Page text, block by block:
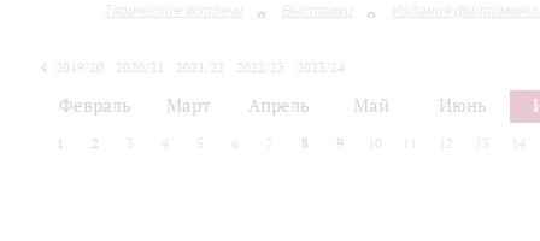
Творческие встречи Выставки Издания
2019/20 2020/21 2021/22 2022/23
2023/24
Февраль Март Апрель Май Июнь
1 2 3 4 5 6 7 8 9 10 12 13 14